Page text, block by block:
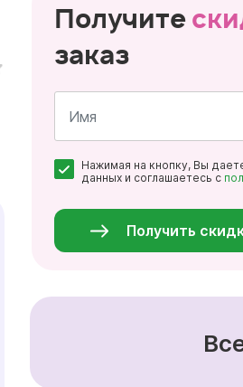
Получите
заказ
*
Нажимая на кнопку, Вы
данных и соглашаетесь с
Получить